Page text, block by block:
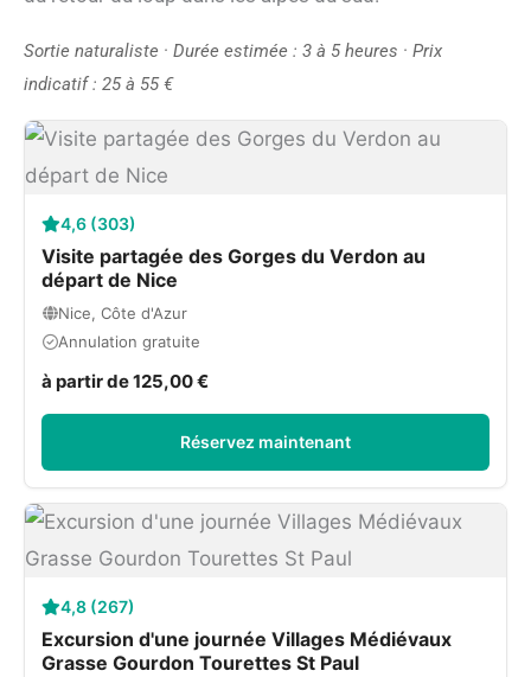
Sortie naturaliste · Durée estimée : 3 à 5 heures · Prix
indicatif : 25 à 55 €
4,6 (303)
Visite partagée des Gorges du Verdon au
départ de Nice
Nice, Côte d'Azur
Annulation gratuite
à partir de 125,00 €
Réservez maintenant
4,8 (267)
Excursion d'une journée Villages Médiévaux
Grasse Gourdon Tourettes St Paul